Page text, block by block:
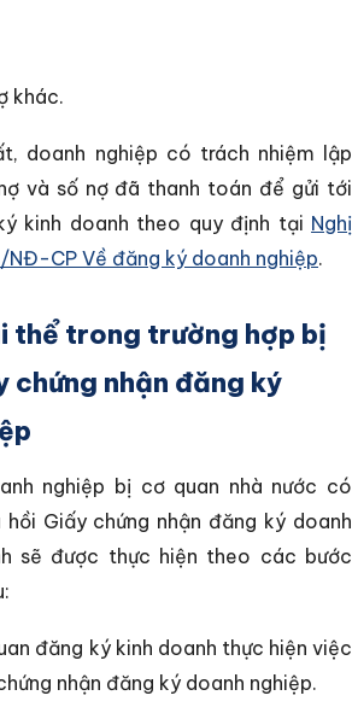
khác.
doanh nghiệp có trách nhiệm lập
và số nợ đã thanh toán để gửi tới
kinh doanh theo quy định tại Nghị
NĐ-CP Về đăng ký doanh nghiệp.
thể trong trường hợp bị
chứng nhận đăng ký
nghiệp bị cơ quan nhà nước có
Giấy chứng nhận đăng ký doanh
sẽ được thực hiện theo các bước
đăng ký kinh doanh thực hiện việc
nhận đăng ký doanh nghiệp.